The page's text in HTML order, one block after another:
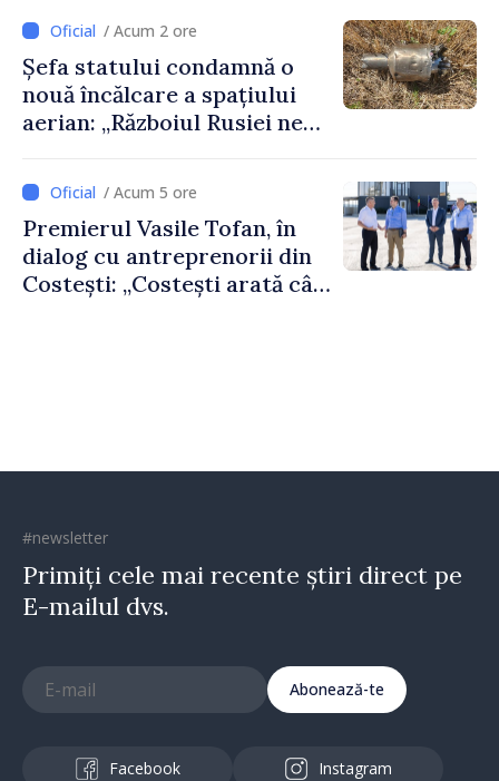
feriți de încercări și greșeli –
doar astfel puteți reuși”
/ Acum 2 ore
Șefa statului condamnă o
nouă încălcare a spațiului
aerian: „Războiul Rusiei ne
/ Acum 5 ore
Premierul Vasile Tofan, în
dialog cu antreprenorii din
Costești: „Costești arată cât
#newsletter
Primiți cele mai recente știri direct pe
E-mailul dvs.
Abonează-te
Facebook Instagram